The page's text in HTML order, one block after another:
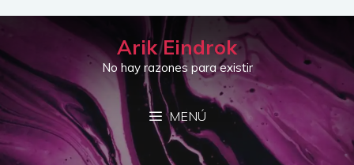
Saltar
contenido
Arik Eindrok
No hay razones para existir
MENÚ